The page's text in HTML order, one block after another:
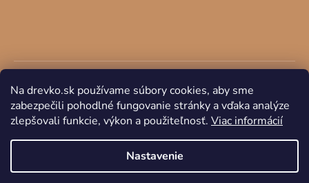
Na drevko.sk používame súbory cookies, aby sme
zabezpečili pohodlné fungovanie stránky a vďaka analýze
zlepšovali funkcie, výkon a použiteľnosť. Viac informácií
Nastavenie